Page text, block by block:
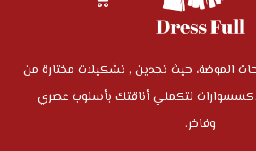
الموضة، حيث تجدين , تشكيلات مختارة من
لتكملي أناقتك بأسلوب عصري
وفاخر.